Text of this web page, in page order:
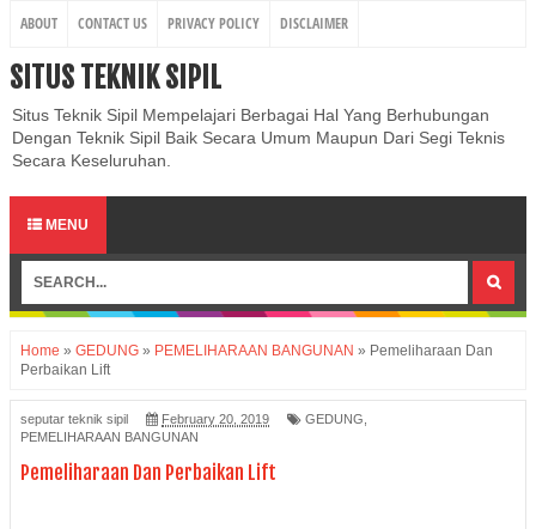
ABOUT CONTACT US PRIVACY POLICY DISCLAIMER
SITUS TEKNIK SIPIL
Situs Teknik Sipil Mempelajari Berbagai Hal Yang Berhubungan
Dengan Teknik Sipil Baik Secara Umum Maupun Dari Segi Teknis
Secara Keseluruhan.
MENU
Home » GEDUNG » PEMELIHARAAN BANGUNAN » Pemeliharaan Dan
Perbaikan Lift
seputar teknik sipil February 20, 2019 GEDUNG
PEMELIHARAAN BANGUNAN
Pemeliharaan Dan Perbaikan Lift